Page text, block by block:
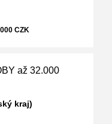
CZK
až 32.000
kraj)